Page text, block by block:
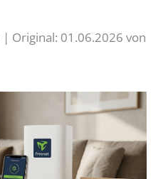
01.06.2026 von